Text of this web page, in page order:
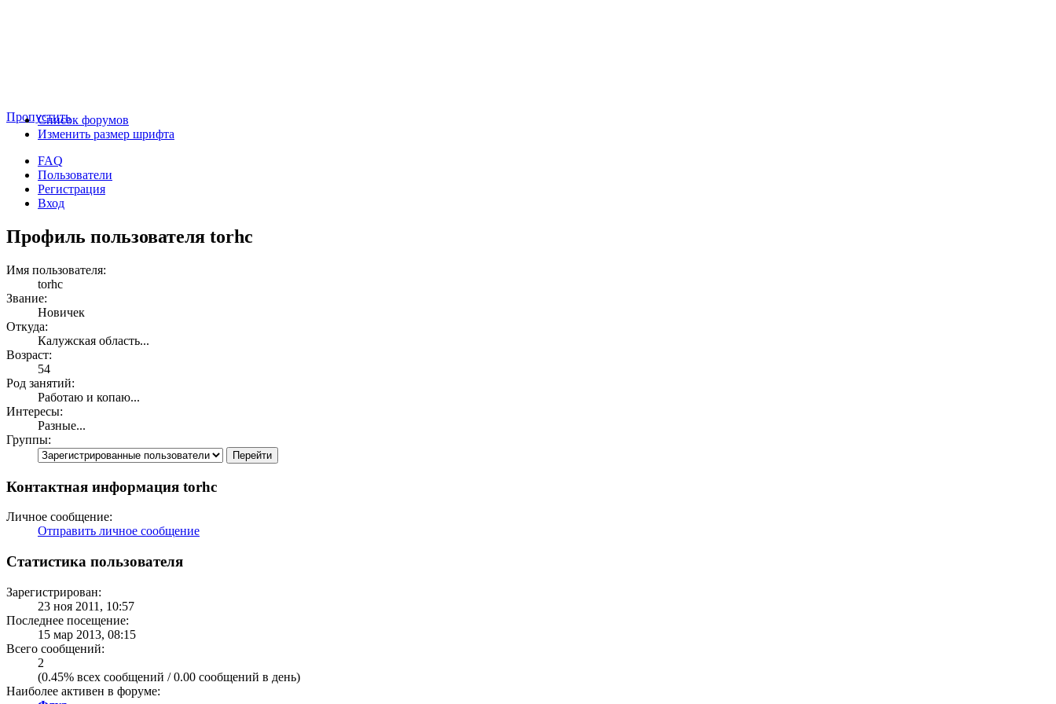
ПропуститьСписок форумов
Изменить размер шрифта
FAQ
Пользователи
Регистрация
Вход
Профиль пользователя torhc
Имя пользователя:
torhc
Звание:
Новичек
Откуда:
Калужская область...
Возраст:
54
Род занятий:
Работаю и копаю...
Интересы:
Разные...
Группы:
Контактная информация torhc
Личное сообщение:
Отправить личное сообщение
Статистика пользователя
Зарегистрирован:
23 ноя 2011, 10:57
Последнее посещение:
15 мар 2013, 08:15
Всего сообщений:
2
(0.45% всех сообщений / 0.00 сообщений в день)
Наиболее активен в форуме: